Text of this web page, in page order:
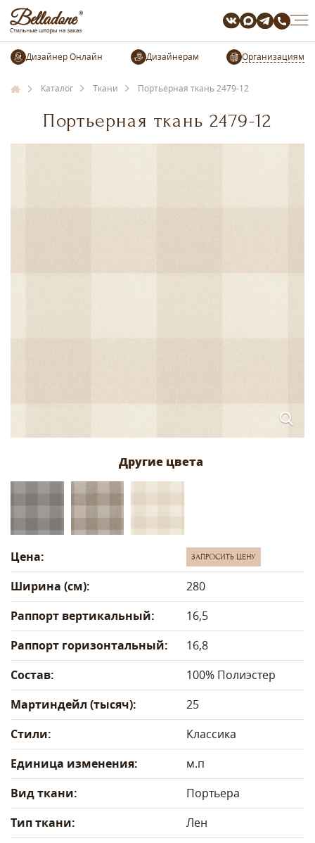
Организациям
Каталог Ткани Портьерная ткань 2479-12
Портьерная ткань 2479-12
Цена: ЗАПРОСИТЬ ЦЕНУ
Ширина (см):
280
Раппорт вертикальный:
16,5
Раппорт горизонтальный:
16,8
Состав:
100% Полиэстер
Мартиндейл (тысяч):
25
Стили:
Классика
Единица изменения:
м.п
Вид ткани:
Портьера
Тип ткани:
Лен